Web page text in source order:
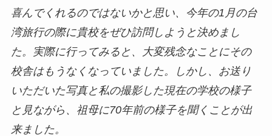
喜んでくれるのではないかと思い、今年の1月の台
湾旅行の際に貴校をぜひ訪問しようと決めまし
た。実際に行ってみると、大変残念なことにその
校舎はもうなくなっていました。しかし、お送り
いただいた写真と私の撮影した現在の学校の様子
と見ながら、祖母に70年前の様子を聞くことが出
来ました。